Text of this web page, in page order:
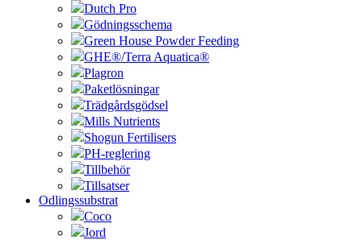
Dutch Pro
Gödningsschema
Green House Powder Feeding
GHE®/Terra Aquatica®
Plagron
Paketlösningar
Trädgårdsgödsel
Mills Nutrients
Shogun Fertilisers
PH-reglering
Tillbehör
Tillsatser
Odlingssubstrat
Coco
Jord